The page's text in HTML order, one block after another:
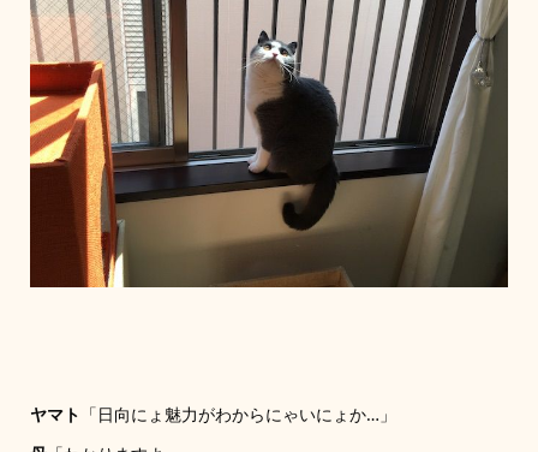
ヤマト 「日向にょ魅力がわからにゃいにょか…」